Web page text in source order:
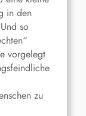
in den
so
vorgelegt
zu